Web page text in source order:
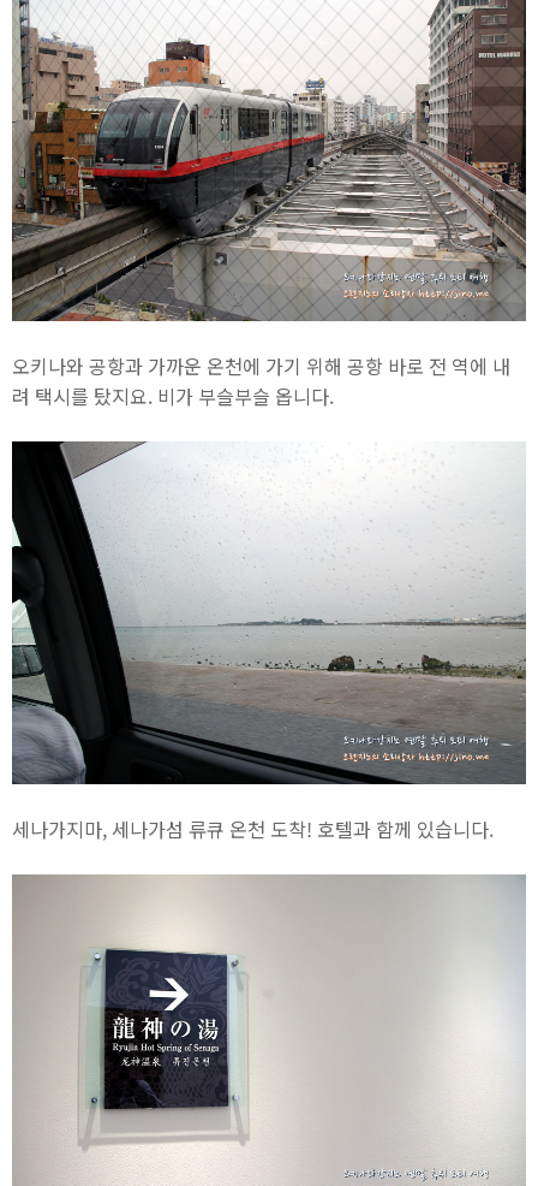
오키나와 공항과 가까운 온천에 가기 위해 공항 바로 전 역에 내
려 택시를 탔지요. 비가 부슬부슬 옵니다.
세나가지마, 세나가섬 류큐 온천 도착! 호텔과 함께 있습니다.